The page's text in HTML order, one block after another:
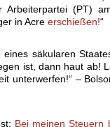
Arbeiterpartei (PT)
in Acre erschießen!“
säkularen
ist, dann haut ab!
unterwerfen!“ –
Bei meinen Steuern